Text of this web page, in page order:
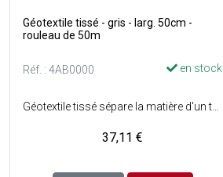
Géotextile tissé - gris - larg. 50cm -
rouleau de 50m
Réf. : 4AB0000 en stock
37,11 €